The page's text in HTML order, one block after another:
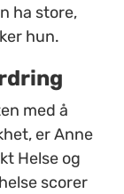
ha store,
hun.
med å
er Anne
Helse og
scorer